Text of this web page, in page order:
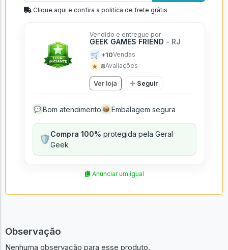
Clique aqui e confira a politíca de frete grátis
Vendido e entregue por
GEEK GAMES FRIEND
🛒+10Vendas
8Avaliações
Bom atendimento
Compra 100%protegida pela Geral